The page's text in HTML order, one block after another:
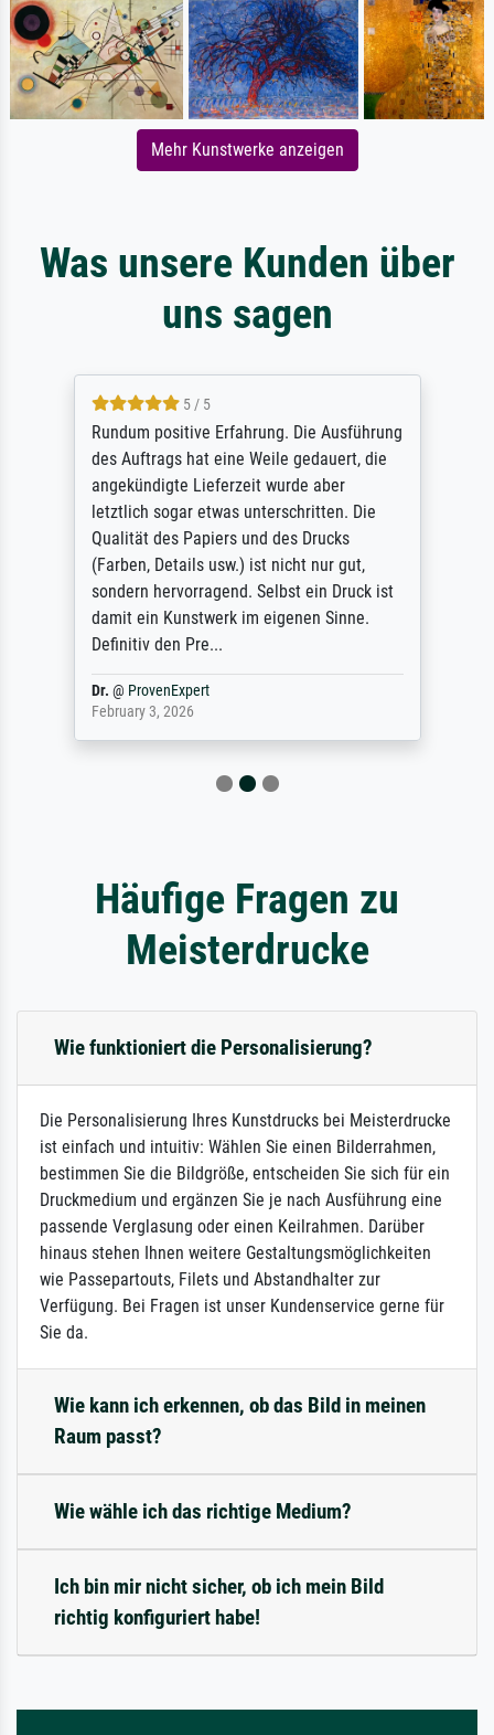
Mehr Kunstwerke anzeigen
Was unsere Kunden über
uns sagen
5 / 5
Rundum positive Erfahrung. Die Ausführung
des Auftrags hat eine Weile gedauert, die
angekündigte Lieferzeit wurde aber
letztlich sogar etwas unterschritten. Die
Qualität des Papiers und des Drucks
(Farben, Details usw.) ist nicht nur gut,
sondern hervorragend. Selbst ein Druck ist
damit ein Kunstwerk im eigenen Sinne.
Definitiv den Pre...
Dr. @ ProvenExpert
February 3, 2026
Häufige Fragen zu
Meisterdrucke
Wie funktioniert die Personalisierung?
Die Personalisierung Ihres Kunstdrucks bei Meisterdrucke
ist einfach und intuitiv: Wählen Sie einen Bilderrahmen,
bestimmen Sie die Bildgröße, entscheiden Sie sich für ein
Druckmedium und ergänzen Sie je nach Ausführung eine
passende Verglasung oder einen Keilrahmen. Darüber
hinaus stehen Ihnen weitere Gestaltungsmöglichkeiten
wie Passepartouts, Filets und Abstandhalter zur
Verfügung. Bei Fragen ist unser Kundenservice gerne für
Sie da.
Wie kann ich erkennen, ob das Bild in meinen
Raum passt?
Wie wähle ich das richtige Medium?
Ich bin mir nicht sicher, ob ich mein Bild
richtig konfiguriert habe!